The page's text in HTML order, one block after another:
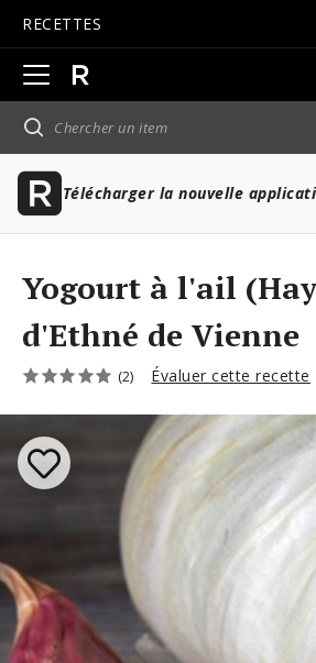
RECETTES
Ouvrir
la
navigation
principale
Télécharger la nouvelle
Yogourt à l'ail
d'Ethné de Vienne
(2) Évaluer cette recette